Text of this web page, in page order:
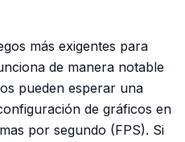
más exigentes para
de manera notable
pueden esperar una
de gráficos en
por segundo (FPS). Si